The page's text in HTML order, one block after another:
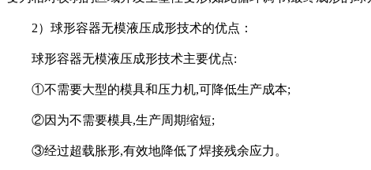
2）球形容器无模液压成形技术的优点：
球形容器无模液压成形技术主要优点:
①不需要大型的模具和压力机,可降低生产成本;
②因为不需要模具,生产周期缩短;
③经过超载胀形,有效地降低了焊接残余应力。